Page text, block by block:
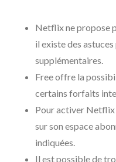
Netflix ne propose
il existe des
supplémentaires.
Free offre la
certains forfaits
Pour activer Netflix
sur son espace
indiquées.
Il est possible de